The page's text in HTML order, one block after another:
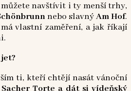
navštívit i ty menší trhy,
nebo slavnýAm Hof.
vlastní zaměření, a jak říkají
ti, kteří chtějí nasát vánoční
Torte a dát si vídeňský